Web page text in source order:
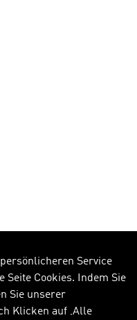
Service
Seite Cookies. Indem Sie
Sie unserer
Klicken auf ‚Alle